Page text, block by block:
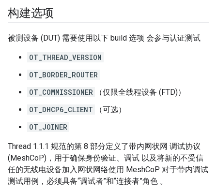
构建选项
被测设备 (DUT) 需要使用以下 build 选项 会参与认证测试
OT_THREAD_VERSION
OT_BORDER_ROUTER
OT_COMMISSIONER
（仅限全线程设备 (FTD)）
OT_DHCP6_CLIENT
（可选）
OT_JOINER
Thread 1.1.1 规范的第 8 部分定义了带内网状网 调试协议
(MeshCoP)，用于确保身份验证、调试 以及将新的不受信
任的无线电设备加入网状网络使用 MeshCoP 对于带内调试
测试用例，必须具备“调试者”和“连接者”角色 。